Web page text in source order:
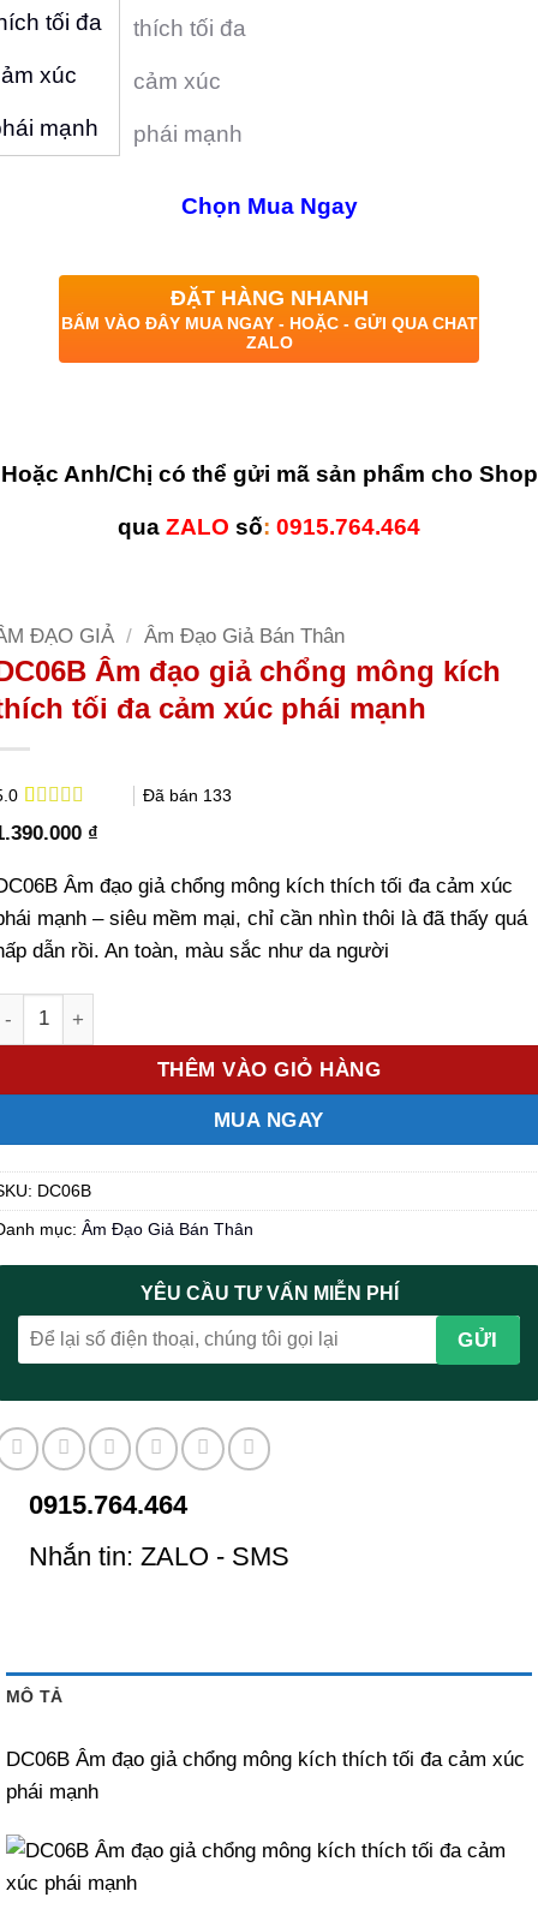
Chọn Mua Ngay
ĐẶT HÀNG NHANH
BẤM VÀO ĐÂY MUA NGAY - HOẶC - GỬI QUA CHAT
ZALO
Hoặc Anh/Chị có thể gửi mã sản phẩm cho Shop
qua ZALO số: 0915.764.464
ĐẠO GIẢ / Âm Đạo Giả Bán Thân
Âm đạo giả chổng mông kích
tối đa cảm xúc phái mạnh
5.0 trên 5
dựa trên
2
Đã bán 133
₫
Âm đạo giả chổng mông kích thích tối đa cảm xúc
mạnh – siêu mềm mại, chỉ cần nhìn thôi là đã thấy quá
dẫn rồi. An toàn, màu sắc như da người
lượng
THÊM VÀO GIỎ HÀNG
MUA NGAY
DC06B
mục: Âm Đạo Giả Bán Thân
YÊU CẦU TƯ VẤN MIỄN PHÍ
0915.764.464
Nhắn tin: ZALO - SMS
MÔ TẢ
DC06B Âm đạo giả chổng mông kích thích tối đa cảm xúc
phái mạnh